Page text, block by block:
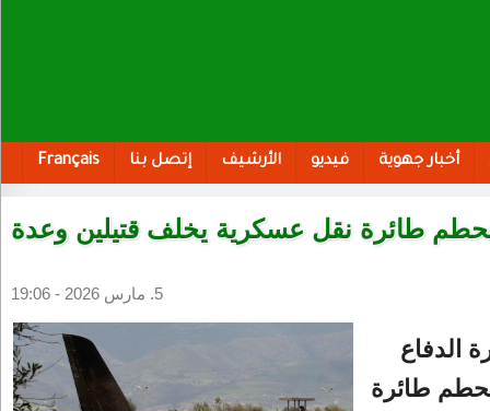
أخبار جهوية فيديو الأرشيف إتصل بنا Français
تحطم طائرة نقل عسكرية يخلف قتيلين وعدة
5. مارس 2026 - 19:06
الدفاع
تحطم طائرة